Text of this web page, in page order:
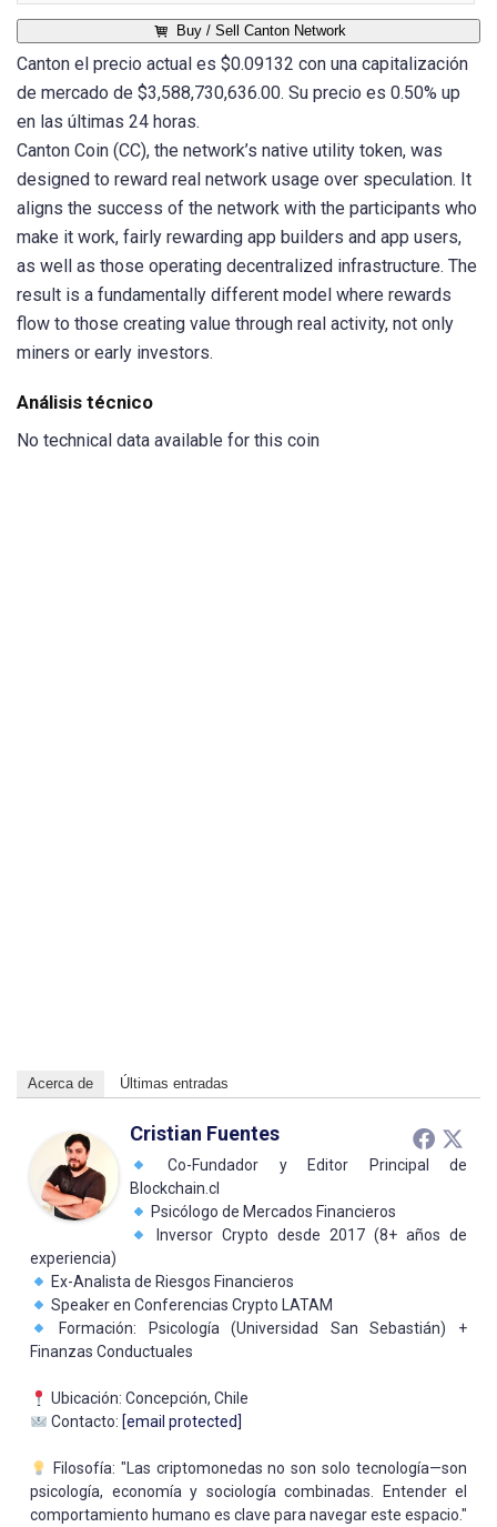
Buy / Sell Canton Network
Canton el precio actual es $0.09132 con una capitalización
de mercado de $3,588,730,636.00. Su precio es 0.50% up
en las últimas 24 horas.
Canton Coin (CC), the network’s native utility token, was
designed to reward real network usage over speculation. It
aligns the success of the network with the participants who
make it work, fairly rewarding app builders and app users,
as well as those operating decentralized infrastructure. The
result is a fundamentally different model where rewards
flow to those creating value through real activity, not only
miners or early investors.
Análisis técnico
No technical data available for this coin
Acerca de Últimas entradas
Cristian Fuentes
Co-Fundador y Editor Principal de
Blockchain.cl
Psicólogo de Mercados Financieros
Inversor Crypto desde 2017 (8+ años de
experiencia)
Ex-Analista de Riesgos Financieros
Speaker en Conferencias Crypto LATAM
Formación: Psicología (Universidad San Sebastián) +
Finanzas Conductuales
Ubicación: Concepción, Chile
Contacto: [email protected]
Filosofía: "Las criptomonedas no son solo tecnología—son
psicología, economía y sociología combinadas. Entender el
comportamiento humano es clave para navegar este espacio."